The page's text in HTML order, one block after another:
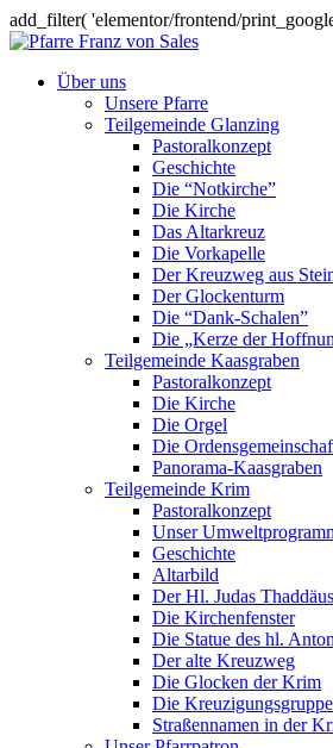
add_filter( 'elementor/frontend/
Über uns
Unsere Pfarre
Teilgemeinde Glanzing
Pastoralkonzept
Geschichte
Die “Notkirche”
Die Kirche
Das Altarkreuz
Die Vorkapelle
Der Kreuzweg aus
Der Glockenturm
Die “Dank-Schalen”
Die „Kerze der
Teilgemeinde Kaasgraben
Pastoralkonzept
Die Kirche
Die Orgel
Die
Panorama-Kaasgraben
Teilgemeinde Krim
Pastoralkonzept
Unser
Geschichte
Altarbild
Der Hl. Judas Thaddäus
Die Kirchenfenster
Die Statue des hl.
Der alte Kreuzweg
Die Glocken der Krim
Die Kreuzigungsgruppe
Straßennamen in der